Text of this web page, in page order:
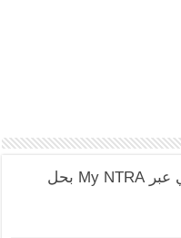
عودة خدمة أرقامي عبر My NTRA بحل